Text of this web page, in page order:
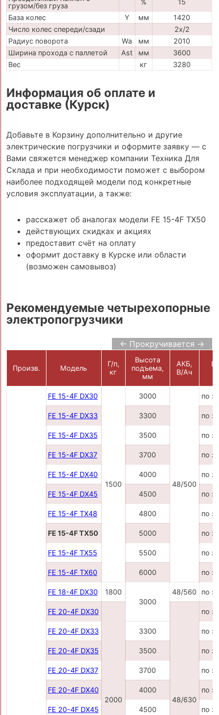
грузом/без груза
База колес
Y мм
1420
Число колес спереди/сзади
2x/2
Радиус поворота
Wa мм
2010
Ширина прохода с паллетой
Ast мм
3600
Вес
кг 3280
Информация об оплате и
доставке (Курск)
Добавьте в Корзину дополнительно и другие
электрические погрузчики и оформите заявку — с
Вами свяжется менеджер компании Техника Для
Склада и при необходимости поможет с выбором
наиболее подходящей модели под конкретные
условия эксплуатации, а также:
расскажет об аналогах модели FE 15-4F TX50
действующих скидках и акциях
предоставит счёт на оплату
оформит доставку в Курске или области
(возможен самовывоз)
Рекомендуемые четырехопорные
электропогрузчики
← Прокручивается →
Произв. Модель
Г/п,
кг
Высота
подъема,
мм
АКБ,
В/Ач
FE 15-4F DX30
1500
3000
48/500
по
FE 15-4F DX33 3300 по
FE 15-4F DX35 3500 по
FE 15-4F DX37 3700 по
FE 15-4F DX40 4000 по
FE 15-4F DX45 4500 по
FE 15-4F TX48 4800 по
FE 15-4F TX50 5000 по
FE 15-4F TX55 5500 по
FE 15-4F TX60 6000 по
FE 18-4F DX30
1800
3000
48/560 по
FE 20-4F DX30
2000 48/630
по
FE 20-4F DX33 3300 по
FE 20-4F DX35 3500 по
FE 20-4F DX37 3700 по
FE 20-4F DX40 4000 по
FE 20-4F DX45 4500 по